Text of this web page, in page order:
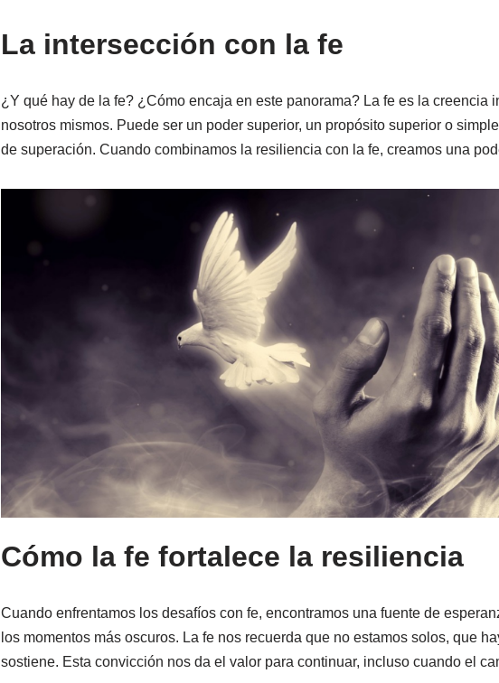
La intersección con la fe
¿Y qué hay de la fe? ¿Cómo encaja en este panorama? La fe es la creencia
nosotros mismos. Puede ser un poder superior, un propósito superior o
de superación. Cuando combinamos la resiliencia con la fe, creamos una
Cómo la fe fortalece la resiliencia
Cuando enfrentamos los desafíos con fe, encontramos una fuente de
los momentos más oscuros. La fe nos recuerda que no estamos solos, que
sostiene. Esta convicción nos da el valor para continuar, incluso cuando el